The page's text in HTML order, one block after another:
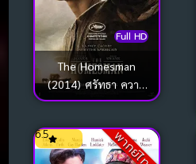
Full HD
The Homesman
(2014) ศรัทธา ความ
หวัง แดนเกียรติยศ
พากย์ไทย
6.5